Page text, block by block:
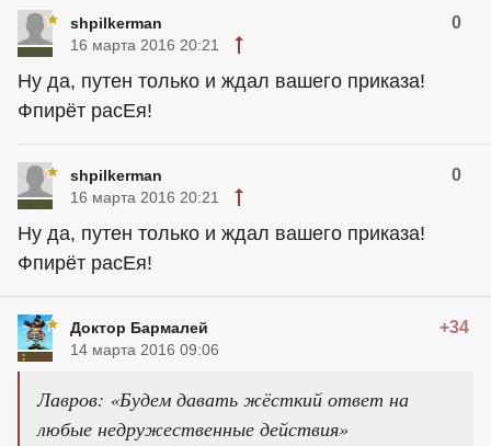
shpilkerman 0
16 марта 2016 20:21
Ну да, путен только и ждал вашего приказа!
Фпирёт расЕя!
shpilkerman 0
16 марта 2016 20:21
Ну да, путен только и ждал вашего приказа!
Фпирёт расЕя!
Доктор Бармалей +34
14 марта 2016 09:06
Лавров: «Будем давать жёсткий ответ на
любые недружественные действия»